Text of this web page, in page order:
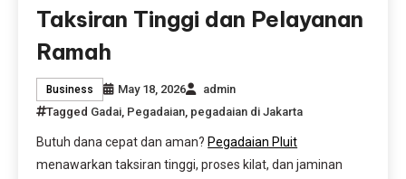
Taksiran Tinggi dan Pelayanan
Ramah
Business May 18, 2026
admin
Tagged Gadai, Pegadaian, pegadaian di Jakarta
Butuh dana cepat dan aman? Pegadaian Pluit
menawarkan taksiran tinggi, proses kilat, dan jaminan